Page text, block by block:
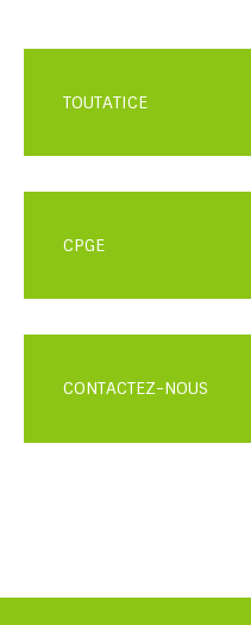
TOUTATICE
CPGE
CONTACTEZ-NOUS